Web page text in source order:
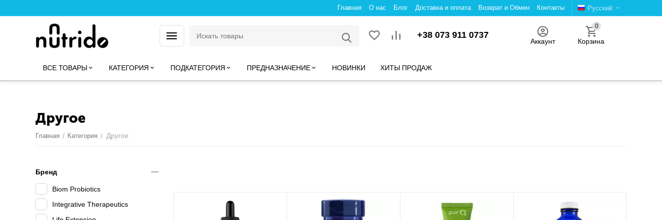
Русский
Главная О нас Блог Доставка и оплата Возврат и Обмен Контакты
+38 073 911 0737
Аккаунт
0
Корзина
ВСЕ ТОВАРЫ КАТЕГОРИЯ ПОДКАТЕГОРИЯ ПРЕДНАЗНАЧЕНИЕ НОВИНКИ ХИТЫ ПРОДАЖ
Другое
Главная / Категория / Другое
Бренд
Biom Probiotics
Integrative Therapeutics